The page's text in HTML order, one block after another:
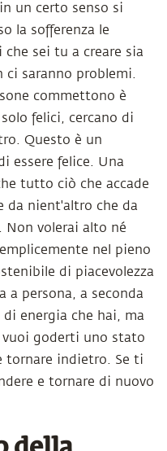
un certo senso si
la sofferenza le
che sei tu a creare sia
ci saranno problemi.
commettono è
felici, cercano di
Questo è un
essere felice. Una
tutto ciò che accade
da nient'altro che da
Non volerai alto né
nel pieno
di piacevolezza
a persona, a seconda
energia che hai, ma
goderti uno stato
tornare indietro. Se ti
e tornare di nuovo